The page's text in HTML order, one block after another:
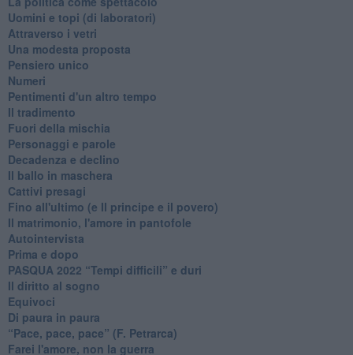
Uomini e topi (di laboratori)
Attraverso i vetri
Una modesta proposta
Pensiero unico
Numeri
Pentimenti d'un altro tempo
Il tradimento
Fuori della mischia
Personaggi e parole
Decadenza e declino
Il ballo in maschera
Cattivi presagi
Fino all'ultimo (e Il principe e il povero)
Il matrimonio, l'amore in pantofole
Autointervista
Prima e dopo
​PASQUA 2022 “Tempi difficili” e duri
Il diritto al sogno
Equivoci
Di paura in paura
​“Pace, pace, pace” (F. Petrarca)
Farei l'amore, non la guerra